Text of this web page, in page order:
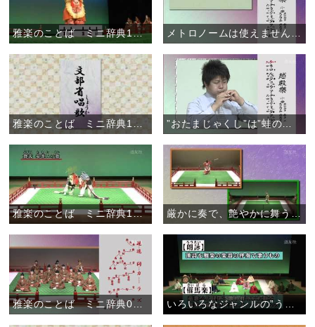
雅楽のことば ミニ辞典12 「やたら」
”おたまじゃくし”は”蛙の子”～雅楽の楽譜～
雅楽のことば ミニ辞典10 「二の舞」 厳かに奏で、艶やかに舞う～舞楽～
雅楽のことば ミニ辞典09 「二の句が継げない」